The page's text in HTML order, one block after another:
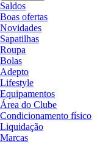
Saldos
Boas ofertas
Novidades
Sapatilhas
Roupa
Bolas
Adepto
Lifestyle
Equipamentos
Área do Clube
Condicionamento físico
Liquidação
Marcas